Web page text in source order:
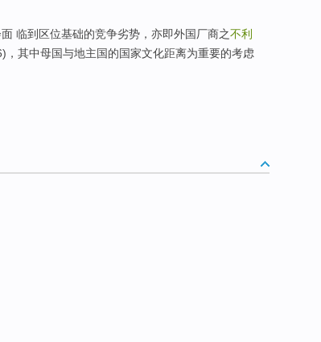
临到区位基础的竞争劣势，亦即外国厂商之不利
，其中母国与地主国的国家文化距离为重要的考虑